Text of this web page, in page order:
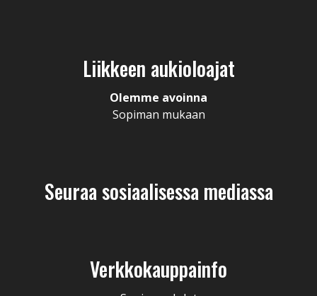
Liikkeen aukioloajat
Olemme avoinna
Sopiman mukaan
Seuraa sosiaalisessa mediassa
Verkkokauppainfo